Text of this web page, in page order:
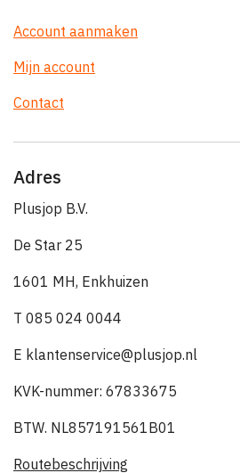
Account aanmaken
Mijn account
Contact
Adres
Plusjop B.V.
De Star 25
1601 MH, Enkhuizen
T 085 024 0044
E klantenservice@plusjop.nl
KVK-nummer: 67833675
BTW. NL857191561B01
Routebeschrijving